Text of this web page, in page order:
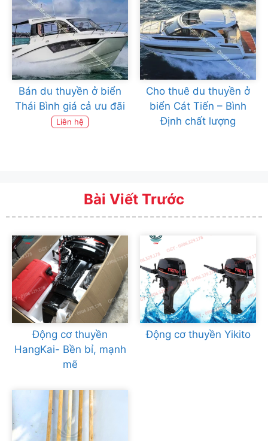
Bán du thuyền ở biển
Thái Bình giá cả ưu đãi
Liên hệ
Cho thuê du thuyền ở
biển Cát Tiến – Bình
Định chất lượng
Bài Viết Trước
Động cơ thuyền
HangKai- Bền bỉ, mạnh
mẽ
Động cơ thuyền Yikito